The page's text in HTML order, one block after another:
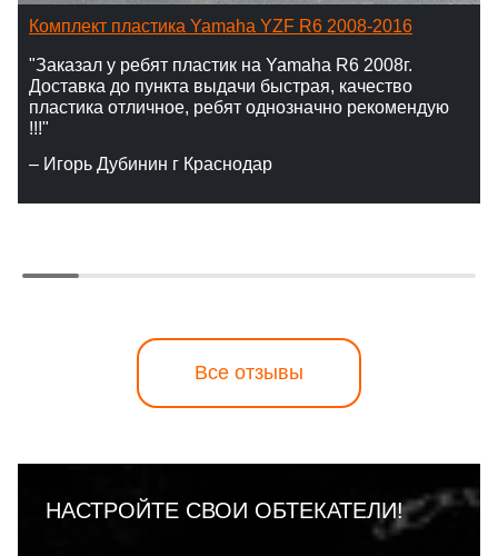
Комплект пластика Yamaha YZF R6 2008-2016
"Заказал у ребят пластик на Yamaha R6 2008г.
Доставка до пункта выдачи быстрая, качество
пластика отличное, ребят однозначно рекомендую
!!!"
– Игорь Дубинин г Краснодар
Все отзывы
НАСТРОЙТЕ СВОИ ОБТЕКАТЕЛИ!